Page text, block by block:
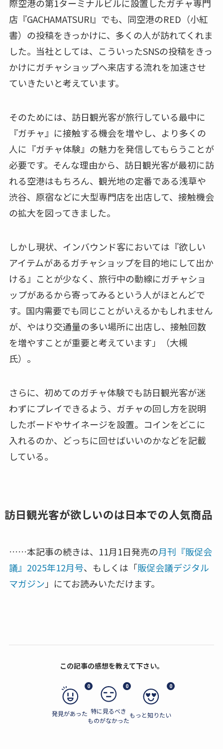
際空港の第1ターミナルビルに設置したガチャ専門
店『GACHAMATSURI』でも、同空港のRED（小紅
書）の投稿をきっかけに、多くの人が訪れてくれま
した。当社としては、こういったSNSの投稿をきっ
かけにガチャショップへ来店する流れを加速させ
ていきたいと考えています。
そのためには、訪日観光客が旅行している最中に
『ガチャ』に接触する機会を増やし、より多くの
人に『ガチャ体験』の魅力を発信してもらうことが
必要です。そんな理由から、訪日観光客が最初に訪
れる空港はもちろん、観光地の定番である浅草や
渋谷、原宿などに大型専門店を出店して、接触機会
の拡大を図ってきました。
しかし現状、インバウンド客においては『欲しい
アイテムがあるガチャショップを目的地にして出か
ける』ことが少なく、旅行中の動線にガチャショ
ップがあるから寄ってみるという人がほとんどで
す。国内需要でも同じことがいえるかもしれません
が、やはり交通量の多い場所に出店し、接触回数
を増やすことが重要と考えています」（大槻
氏）。
さらに、初めてのガチャ体験でも訪日観光客が迷
わずにプレイできるよう、ガチャの回し方を説明
したボードやサイネージを設置。コインをどこに
入れるのか、どっちに回せばいいのかなどを記載
している。
訪日観光客が欲しいのは日本での人気商品
……本記事の続きは、11月1日発売の月刊『販促会
議』2025年12月号、もしくは「販促会議デジタル
マガジン 」にてお読みいただけます。
この記事の感想を教えて下さい。
0
発見があった
0
特に見るべき
ものがなかった
0
もっと知りたい